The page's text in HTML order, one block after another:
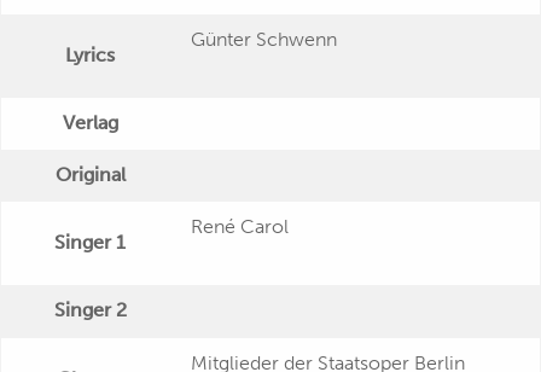
Lyrics
Günter Schwenn
Verlag
Original
Singer 1
René Carol
Singer 2
Mitglieder der Staatsoper Berlin